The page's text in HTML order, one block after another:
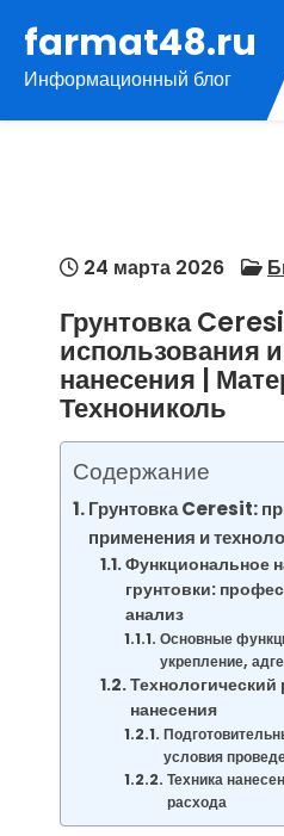
содержимому
farmat48.ru
Информационный блог
24 марта 2026
Грунтовка
использования
нанесения |
Технониколь
Содержание
Грунтовка Ceresit:
применения и
Функциональное
грунтовки:
анализ
Основные
укрепление,
Технологический
нанесения
условия
Техника
расхода